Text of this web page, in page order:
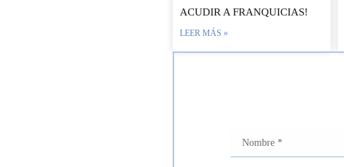
ACUDIR A FRANQUICIAS!
LEER MÁS »